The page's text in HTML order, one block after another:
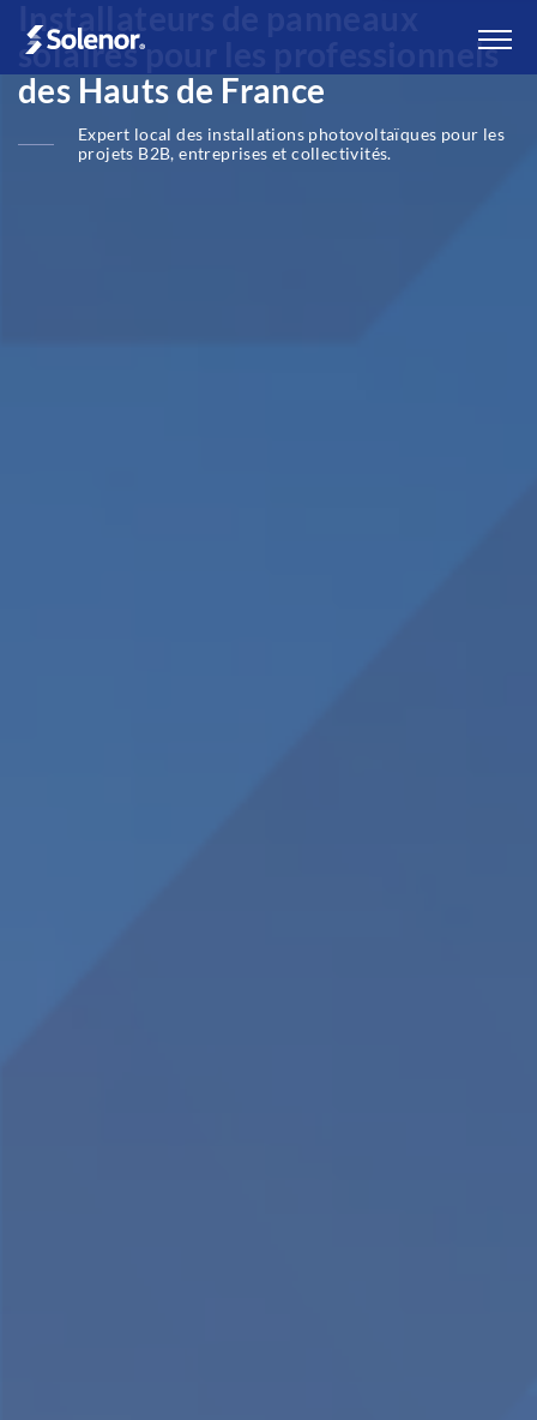
Installateurs de panneaux
solaires pour les professionnels
des Hauts de France
Expert local des installations photovoltaïques pour les
projets B2B, entreprises et collectivités.